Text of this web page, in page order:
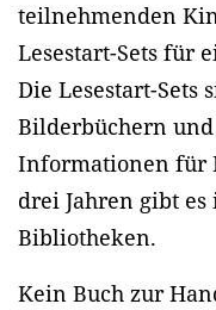
teilnehmenden
Lesestart-Sets für
Die Lesestart-
Bilderbüchern
Informationen für
drei Jahren gibt
Bibliotheken.
Kein Buch zur